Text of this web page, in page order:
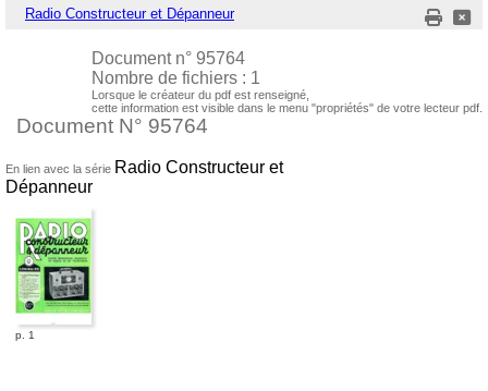
Radio Constructeur et Dépanneur
Document n° 95764
Nombre de fichiers : 1
Lorsque le créateur du pdf est renseigné,
cette information est visible dans le menu "propriétés" de votre lecteur pdf.
Document N° 95764
En lien avec la série Radio Constructeur et
Dépanneur
p. 1